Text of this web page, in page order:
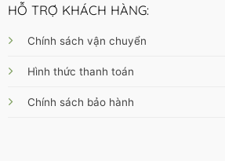
HỖ TRỢ KHÁCH HÀNG:
Chính sách vận chuyển
Hình thức thanh toán
Chính sách bảo hành